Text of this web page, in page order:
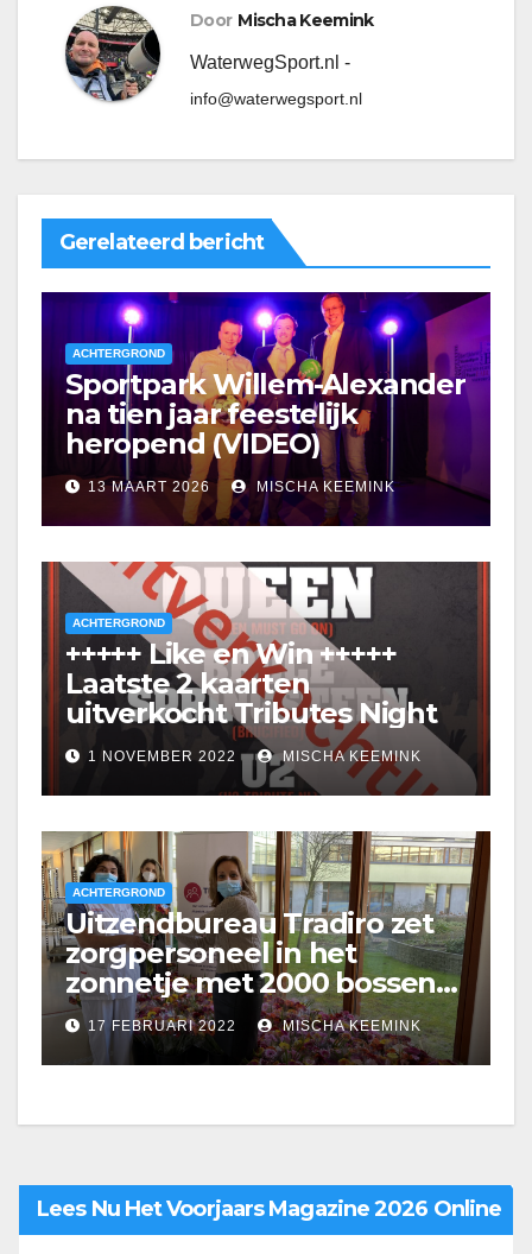
Door Mischa Keemink
WaterwegSport.nl -
info@waterwegsport.nl
Gerelateerd bericht
ACHTERGROND
Sportpark Willem-Alexander
na tien jaar feestelijk
heropend (VIDEO)
13 MAART 2026 MISCHA KEEMINK
ACHTERGROND
+++++ Like en Win +++++
Laatste 2 kaarten
uitverkocht Tributes Night
1 NOVEMBER 2022 MISCHA KEEMINK
ACHTERGROND
Uitzendbureau Tradiro zet
zorgpersoneel in het
zonnetje met 2000 bossen
bloemen
17 FEBRUARI 2022 MISCHA KEEMINK
Lees Nu Het Voorjaars Magazine 2026 Online